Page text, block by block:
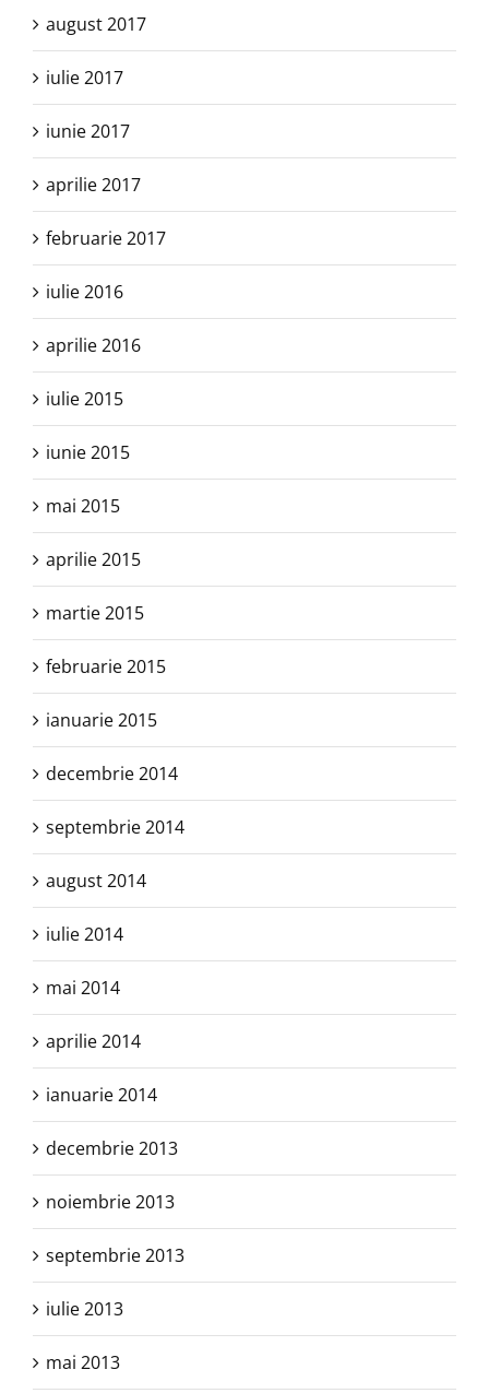
august 2017
iulie 2017
iunie 2017
aprilie 2017
februarie 2017
iulie 2016
aprilie 2016
iulie 2015
iunie 2015
mai 2015
aprilie 2015
martie 2015
februarie 2015
ianuarie 2015
decembrie 2014
septembrie 2014
august 2014
iulie 2014
mai 2014
aprilie 2014
ianuarie 2014
decembrie 2013
noiembrie 2013
septembrie 2013
iulie 2013
mai 2013